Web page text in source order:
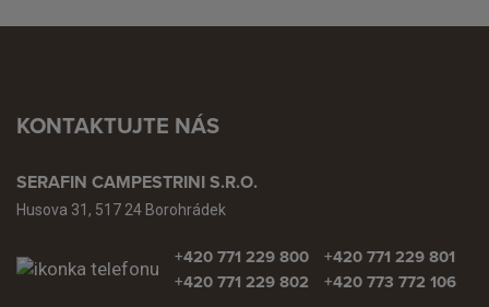
KONTAKTUJTE NÁS
SERAFIN CAMPESTRINI S.R.O.
Husova 31, 517 24 Borohrádek
+420 771 229 800
+420 771 229 802
+420 771 229 801
+420 773 772 106